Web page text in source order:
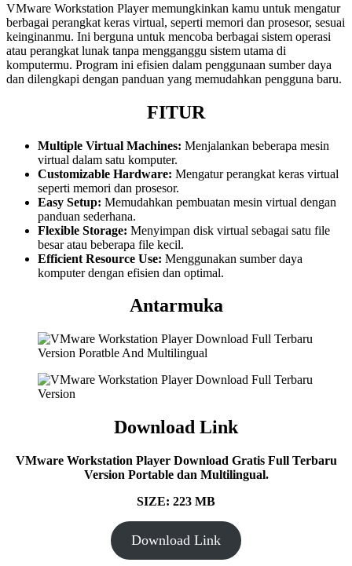
VMware Workstation Player memungkinkan kamu untuk mengatur
berbagai perangkat keras virtual, seperti memori dan prosesor, sesuai
keinginanmu. Ini berguna untuk mencoba berbagai sistem operasi
atau perangkat lunak tanpa mengganggu sistem utama di
komputermu. Program ini efisien dalam penggunaan sumber daya
dan dilengkapi dengan panduan yang memudahkan pengguna baru.
FITUR
Multiple Virtual Machines: Menjalankan beberapa mesin
virtual dalam satu komputer.
Customizable Hardware: Mengatur perangkat keras virtual
seperti memori dan prosesor.
Easy Setup: Memudahkan pembuatan mesin virtual dengan
panduan sederhana.
Flexible Storage: Menyimpan disk virtual sebagai satu file
besar atau beberapa file kecil.
Efficient Resource Use: Menggunakan sumber daya
komputer dengan efisien dan optimal.
Antarmuka
Download Link
VMware Workstation Player Download Gratis Full Terbaru
Version Portable dan Multilingual.
SIZE: 223 MB
Download Link